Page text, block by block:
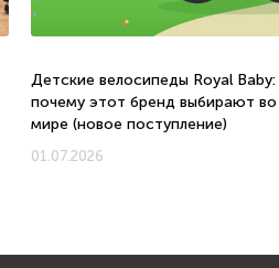
Детские велосипеды Royal Baby:
почему этот бренд выбирают
мире (новое поступление)
01.07.2026